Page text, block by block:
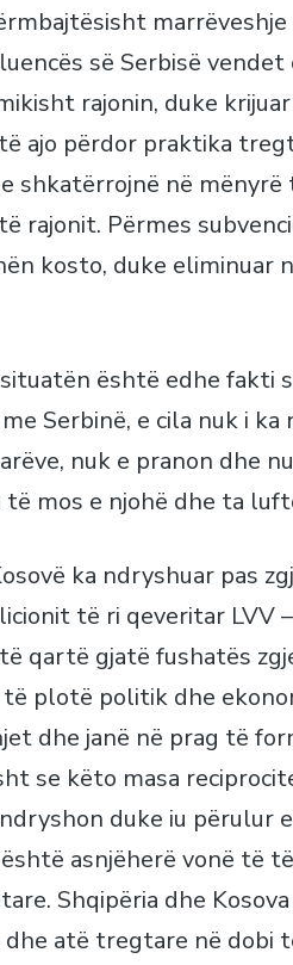
së Serbisë
rajonin, duke
ajo përdor praktika
shkatërrojnë në
rajonit. Përmes
kosto, duke
është edhe fakti
Serbinë, e cila nuk i
nuk e pranon dhe
mos e njohë dhe ta
ka ndryshuar pas
të ri qeveritar LVV
qartë gjatë fushatës
plotë politik dhe
dhe janë në prag të
se këto masa
duke iu përulur
asnjëherë vonë të
Shqipëria dhe
atë tregtare në dobi